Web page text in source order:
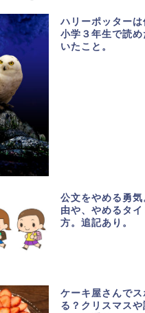
ハリーポッター
小学３年生で読
いたこと。
公文をやめる勇
由や、やめるタ
方。追記あり。
ケーキ屋さんでス
る？クリスマス